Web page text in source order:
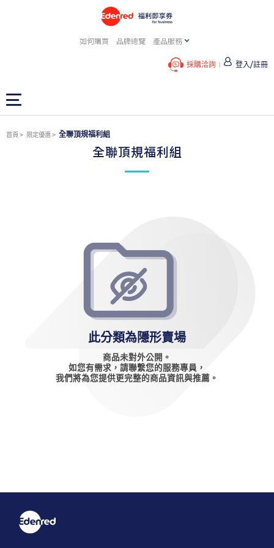
如何購買 品牌總覽 產品服務
採購洽詢 登入/註冊
首頁 限定優惠 全聯頂規福利組
全聯頂規福利組
此分類為隱形賣場
商品未對外公開。
如您有需求，請聯繫您的服務專員，
我們將為您提供更完整的商品資訊與推薦。